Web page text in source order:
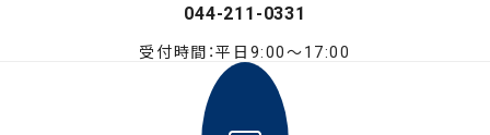
044-211-0331
受付時間：平日9:00〜17:00